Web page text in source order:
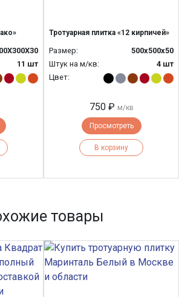
11 шт
Тротуарная плитка «12 кирпичей»
Размер:
500х500х50
Штук на м/кв:
4 шт
Цвет:
750 ₽ м/кв
Просмотреть
В корзину
товары